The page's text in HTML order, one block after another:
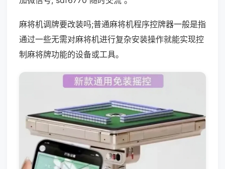
麻将机调牌要改装吗;普通麻将机程序控牌器一般是指
通过一些无需对麻将机进行复杂安装操作就能实现控
制麻将牌功能的设备或工具。